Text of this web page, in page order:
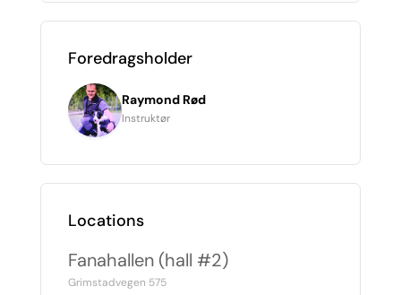
Foredragsholder
Raymond Rød
Instruktør
Locations
Fanahallen (hall #2)
Grimstadvegen 575